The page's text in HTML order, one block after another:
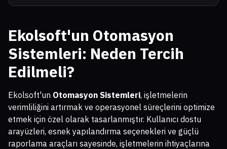
Ekolsoft'un Otomasyon
Sistemleri: Neden Tercih
Edilmeli?
Ekolsoft'un Otomasyon Sistemleri, işletmelerin
verimliliğini artırmak ve operasyonel süreçlerini optimize
etmek için özel olarak tasarlanmıştır. Kullanıcı dostu
arayüzleri, esnek yapılandırma seçenekleri ve güçlü
raporlama araçları sayesinde, işletmelerin ihtiyaçlarına